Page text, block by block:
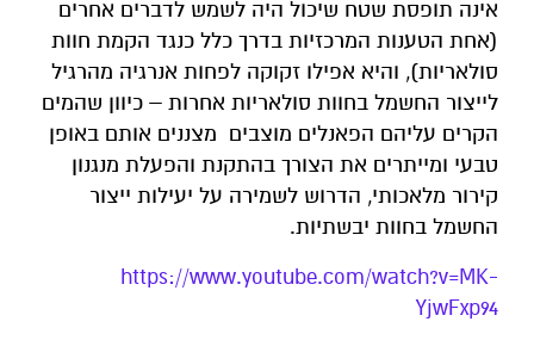
אינה תופסת שטח שיכול היה לשמש לדברים אחרים
(אחת הטענות המרכזיות בדרך כלל כנגד הקמת חוות
סולאריות), והיא אפילו זקוקה לפחות אנרגיה מהרגיל
לייצור החשמל בחוות סולאריות אחרות – כיוון שהמים
הקרים עליהם הפאנלים מוצבים מצננים אותם באופן
טבעי ומייתרים את הצורך בהתקנת והפעלת מנגנון
קירור מלאכותי, הדרוש לשמירה על יעילות ייצור
החשמל בחוות יבשתיות.
https://www.youtube.com/watch?v=MK-
YjwFxp94